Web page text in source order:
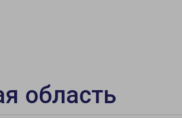
область